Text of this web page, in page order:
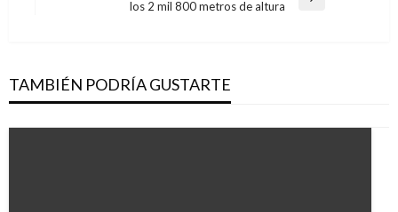
los 2 mil 800 metros de altura
TAMBIÉN PODRÍA GUSTARTE